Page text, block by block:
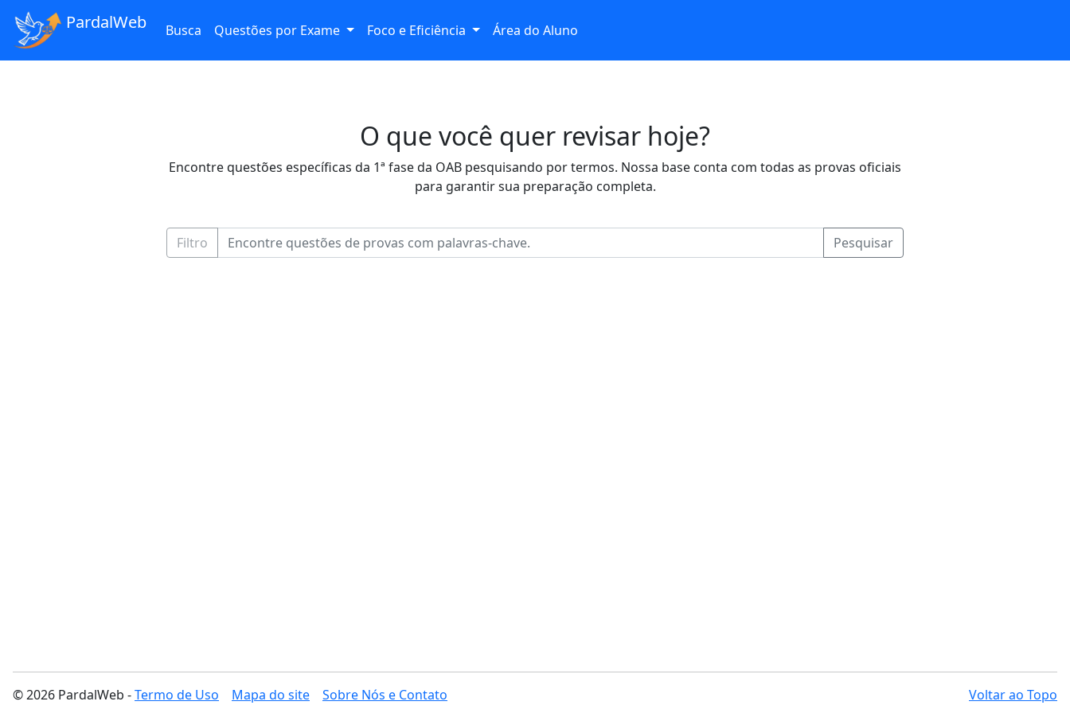
PardalWeb Busca Questões por Exame Foco e Eficiência Área do Aluno
O que você quer revisar hoje?
Encontre questões específicas da 1ª fase da OAB pesquisando por termos. Nossa base conta com todas as provas oficiais
para garantir sua preparação completa.
Filtro Pesquisar
© 2026 PardalWeb -Termo de Uso Mapa do site Sobre Nós e Contato Voltar ao Topo